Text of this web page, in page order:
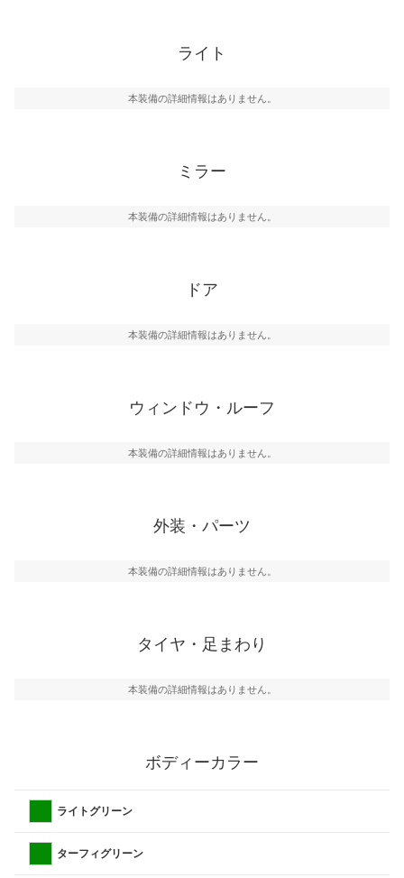
ライト
本装備の詳細情報はありません。
ミラー
本装備の詳細情報はありません。
ドア
本装備の詳細情報はありません。
ウィンドウ・ルーフ
本装備の詳細情報はありません。
外装・パーツ
本装備の詳細情報はありません。
タイヤ・足まわり
本装備の詳細情報はありません。
ボディーカラー
ライトグリーン
ターフィグリーン